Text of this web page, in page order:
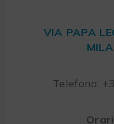
VIA PAPA
Telefono: